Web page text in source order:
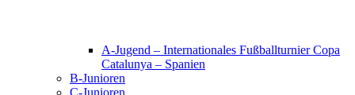
A-Jugend – Internationales Fußballturnier Copa
Catalunya – Spanien
B-Junioren